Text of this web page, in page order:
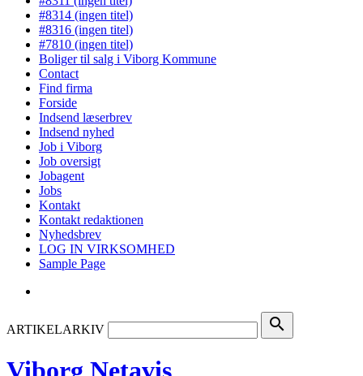
#8314 (ingen titel)
#8316 (ingen titel)
#7810 (ingen titel)
Boliger til salg i Viborg Kommune
Contact
Find firma
Forside
Indsend læserbrev
Indsend nyhed
Job i Viborg
Job oversigt
Jobagent
Jobs
Kontakt
Kontakt redaktionen
Nyhedsbrev
LOG IN VIRKSOMHED
Sample Page
ARTIKELARKIV search